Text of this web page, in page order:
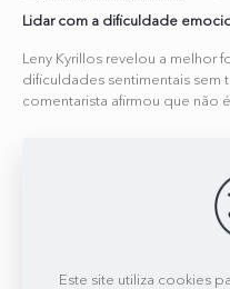
Lidar com a dificuldade
Leny Kyrillos revelou a melhor
dificuldades sentimentais
comentarista afirmou que não
Este site utiliza cookies